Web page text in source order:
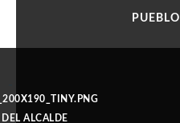
PUEBLO
ALCALDE